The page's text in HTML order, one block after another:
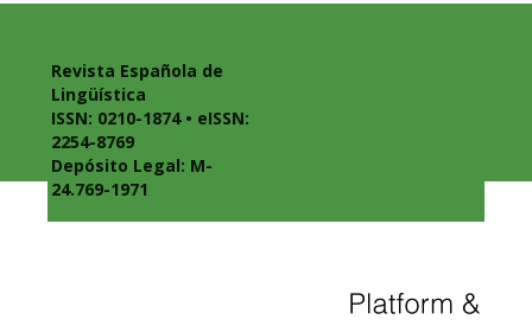
Revista Española de
Lingüística
ISSN: 0210-1874 • eISSN:
2254-8769
Depósito Legal: M-
24.769-1971